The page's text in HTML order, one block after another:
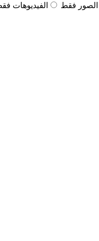
الصور فقط الفيديوهات